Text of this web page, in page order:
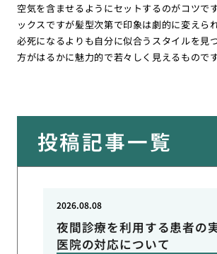
空気を含ませるようにセットするのがコツで
ックスですが髪型次第で印象は劇的に変えら
必死になるよりも自分に似合うスタイルを見
方がはるかに魅力的で若々しく見えるものです
投稿記事一覧
夜間診療を利用する患者の
医院の対応について
2026.08.08